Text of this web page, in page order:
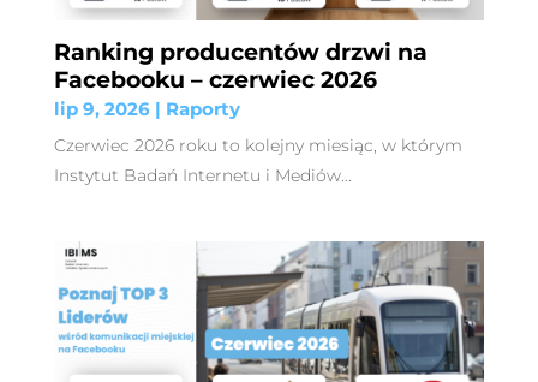
Ranking producentów drzwi na
Facebooku – czerwiec 2026
lip 9, 2026| Raporty
Czerwiec 2026 roku to kolejny miesiąc, w którym
Instytut Badań Internetu i Mediów...